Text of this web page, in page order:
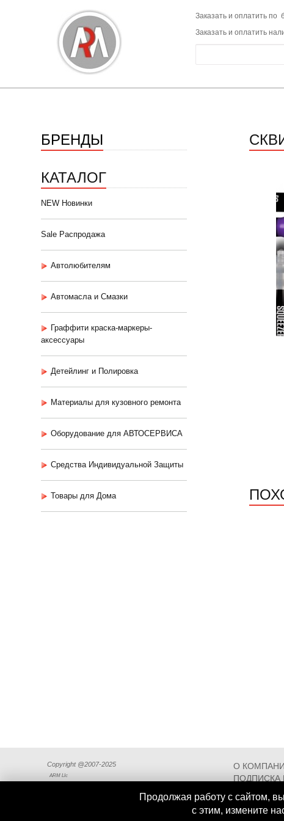
Заказать и оплатить по
Заказать и оплатить
БРЕНДЫ
КАТАЛОГ
NEW Новинки
Sale Распродажа
Автолюбителям
Автомасла и Смазки
Граффити краска-маркеры-
аксессуары
Детейлинг и Полировка
Материалы для кузовного ремонта
Оборудование для АВТОСЕРВИСА
Средства Индивидуальной Защиты
Товары для Дома
Продолжая работу с сайтом,
с этим, измените
Copyright @2007-2025
ARM Llc
О
ПОДПИСКА
СХЕМА